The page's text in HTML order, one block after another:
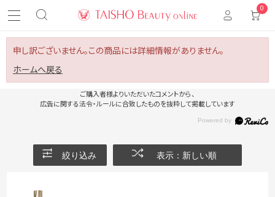
0
申し訳ございません。この商品には詳細情報がありません。
ホームへ戻る
ご購入者様よりいただいたコメントから、
広告に関する法令・ルールに合致したものを抜粋して掲載しています
絞り込み 表示：新しい順